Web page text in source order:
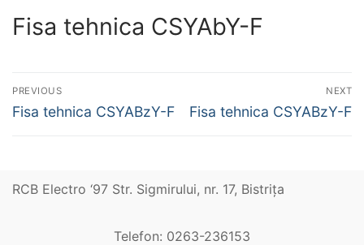
Fisa tehnica CSYAbY-F
Navigare
în
PREVIOUS
Previous
Fisa tehnica CSYABzY-F
NEXT
Next
Fisa tehnica CSYABzY-F
RCB Electro ‘97 Str. Sigmirului, nr. 17, Bistriţa
Telefon: 0263-236153